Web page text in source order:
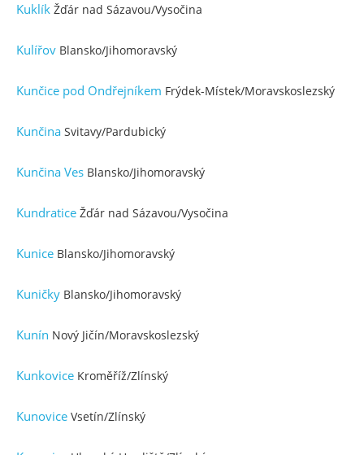
Kuklík Žďár nad Sázavou/Vysočina
Kulířov Blansko/Jihomoravský
Kunčice pod Ondřejníkem Frýdek-Místek/Moravskoslezský
Kunčina Svitavy/Pardubický
Kunčina Ves Blansko/Jihomoravský
Kundratice Žďár nad Sázavou/Vysočina
Kunice Blansko/Jihomoravský
Kuničky Blansko/Jihomoravský
Kunín Nový Jičín/Moravskoslezský
Kunkovice Kroměříž/Zlínský
Kunovice Vsetín/Zlínský